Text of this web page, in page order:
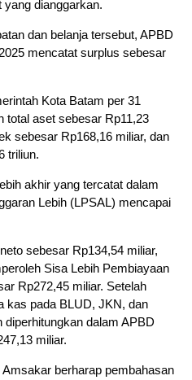
yang dianggarkan.
dan belanja tersebut, APBD
mencatat surplus sebesar
Kota Batam per 31
total aset sebesar Rp11,23
sebesar Rp168,16 miliar, dan
triliun.
akhir yang tercatat dalam
Lebih (LPSAL) mencapai
sebesar Rp134,54 miliar,
Sisa Lebih Pembiayaan
Rp272,45 miliar. Setelah
kas pada BLUD, JKN, dan
dalam APBD
miliar.
berharap pembahasan